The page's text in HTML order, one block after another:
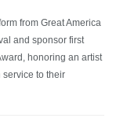
from Great America
and sponsor first
honoring an artist
to their